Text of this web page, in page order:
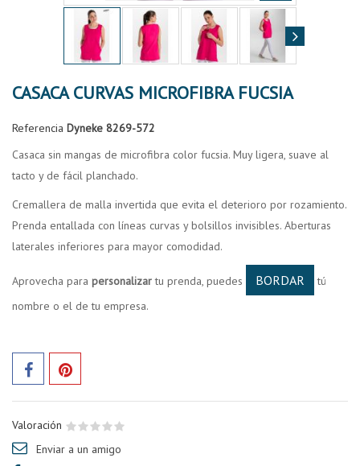
CASACA CURVAS MICROFIBRA FUCSIA
Referencia Dyneke 8269-572
Casaca sin mangas de microfibra color fucsia. Muy ligera, suave al
tacto y de fácil planchado.
Cremallera de malla invertida que evita el deterioro por rozamiento.
Prenda entallada con líneas curvas y bolsillos invisibles. Aberturas
laterales inferiores para mayor comodidad.
Aprovecha para personalizartu prenda, puedes BORDAR
tú
nombre o el de tu empresa.
Valoración
Enviar a un amigo